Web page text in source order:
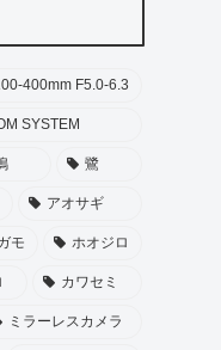
400mm F5.0-6.3
SYSTEM
鷺
アオサギ
モ ホオジロ
カワセミ
ミラーレスカメラ